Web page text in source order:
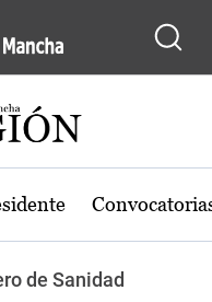
de Sanidad